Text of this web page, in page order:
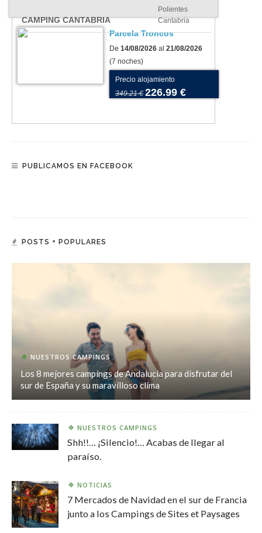
CAMPING CANTABRIA
Polientes
Cantabria
Parcela Troncos
De 14/08/2026 al 21/08/2026
(7 noches)
Precio alojamiento
349.21 € 226.99 €
PUBLICAMOS EN FACEBOOK
POSTS + POPULARES
NUESTROS CAMPINGS
Los 8 mejores campings de Andalucía para disfrutar del
sur de España y su maravilloso clima
NUESTROS CAMPINGS
Shh!!… ¡Silencio!… Acabas de llegar al
paraíso.
NOTICIAS
7 Mercados de Navidad en el sur de Francia
junto a los Campings de Sites et Paysages